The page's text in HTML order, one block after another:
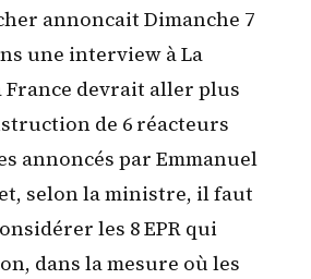
annoncait Dimanche 7
une interview à La
devrait aller plus
de 6 réacteurs
annoncés par Emmanuel
selon la ministre, il faut
les 8 EPR qui
dans la mesure où les